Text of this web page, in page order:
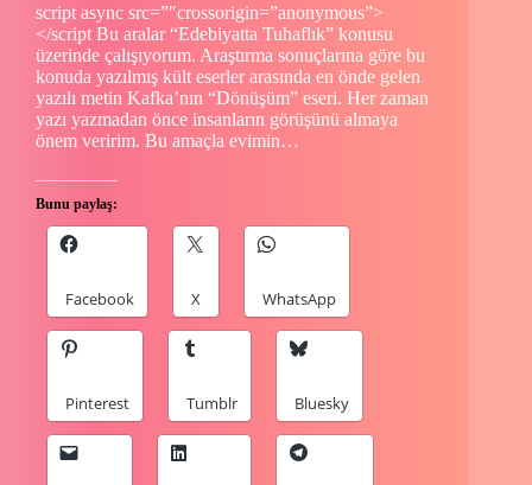
script async src=”″crossorigin=”anonymous”>
</script Bu aralar “Edebiyatta Tuhaflık” konusu
üzerinde çalışıyorum. Araştırma sonuçlarına göre bu
konuda yazılmış kült eserler arasında en önde gelen
yazılı metin Kafka’nın “Dönüşüm” eseri. Her zaman
yazı yazmadan önce insanların görüşünü almaya
önem veririm. Bu amaçla evimin…
Bunu paylaş:
Facebook X WhatsApp
Pinterest Tumblr Bluesky